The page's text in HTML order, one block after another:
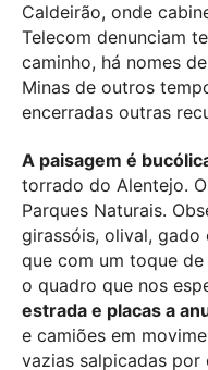
Caldeirão, onde
Telecom denunciam
caminho, há nomes
Minas de outros
encerradas outras
A paisagem é
torrado do Alentejo.
Parques Naturais.
girassóis, olival, gado
que com um toque
o quadro que nos
estrada e placas a
e camiões em
vazias salpicadas por